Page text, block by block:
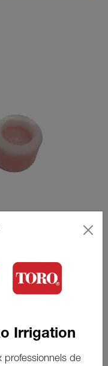
Irrigation
professionnels de